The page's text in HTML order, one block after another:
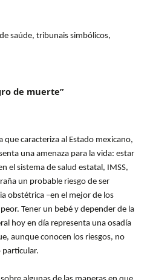
saúde, tribunais simbólicos,
de muerte”
que caracteriza al Estado mexicano,
una amenaza para la vida: estar
el sistema de salud estatal, IMSS,
un probable riesgo de ser
obstétrica –en el mejor de los
Tener un bebé y depender de la
hoy en día representa una osadía
aunque conocen los riesgos, no
particular.